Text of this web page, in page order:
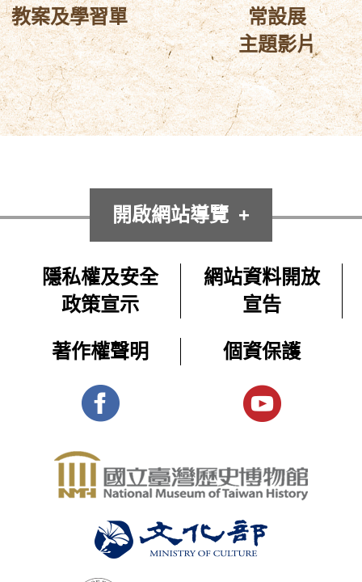
教案及學習單
常設展
主題影片
開啟網站導覽
隱私權及安全
政策宣示
網站資料開放
宣告
著作權聲明 個資保護